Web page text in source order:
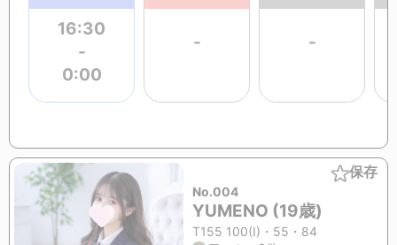
16:30
-
0:00
- -
保存
No.004
YUMENO (19歳)
T155 100(I)・55・84